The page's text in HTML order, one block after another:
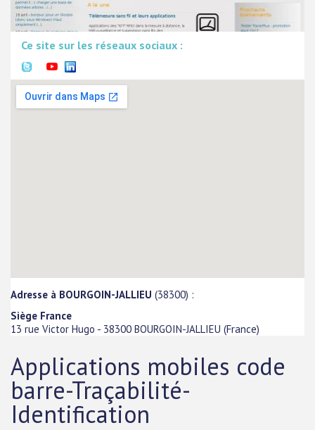
Ce site sur les réseaux sociaux :
Adresse à BOURGOIN-JALLIEU (38300) :
Siège France
13 rue Victor Hugo - 38300 BOURGOIN-JALLIEU (France)
Applications mobiles code
barre-Traçabilité-
Identification